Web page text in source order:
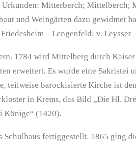
Mitterberch;
und Weingärten dazu gewidmet
– Lengenfeld; v. Leysser
1784 wird Mittelberg durch
erweitert. Es wurde eine Sakristei
teilweise barockisierte Kirche ist
in Krems, das Bild „Die Hl.
Könige“ (1420).
fertiggestellt. 1865 ging